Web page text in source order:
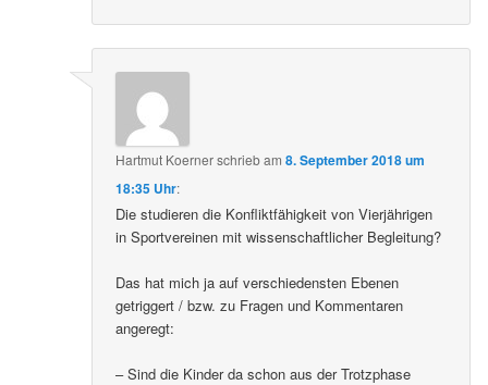
Hartmut Koernerschriebam8. September 2018 um
18:35 Uhr:
Die studieren die Konfliktfähigkeit von Vierjährigen
in Sportvereinen mit wissenschaftlicher Begleitung?
Das hat mich ja auf verschiedensten Ebenen
getriggert / bzw. zu Fragen und Kommentaren
angeregt:
– Sind die Kinder da schon aus der Trotzphase